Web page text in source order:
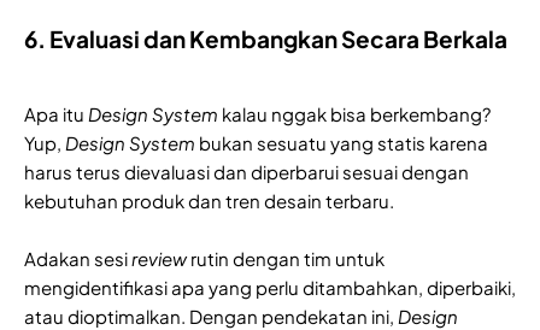
6. Evaluasi dan Kembangkan Secara Berkala
Apa itu Design System kalau nggak bisa berkembang?
Yup, Design System bukan sesuatu yang statis karena
harus terus dievaluasi dan diperbarui sesuai dengan
kebutuhan produk dan tren desain terbaru.
Adakan sesireviewrutin dengan tim untuk
mengidentifikasi apa yang perlu ditambahkan, diperbaiki,
atau dioptimalkan. Dengan pendekatan ini, Design